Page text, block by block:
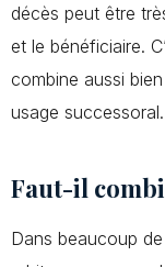
décès peut être
et le bénéficiaire.
combine aussi
usage
Faut-il
Dans beaucoup